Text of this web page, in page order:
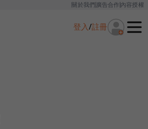
關於我們廣告合作內容授權
登入/註冊